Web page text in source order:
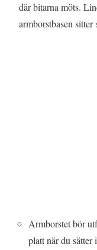
där bitarna möts.
armborstbasen sitter
Armborstet bör
platt när du sätter